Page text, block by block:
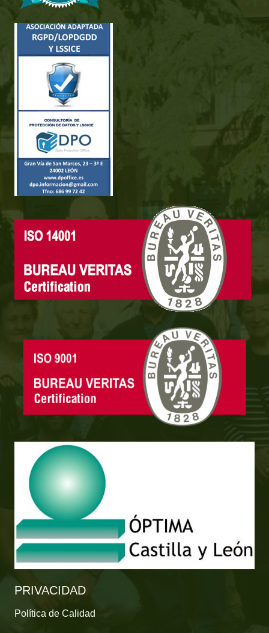
PRIVACIDAD
Política de Calidad